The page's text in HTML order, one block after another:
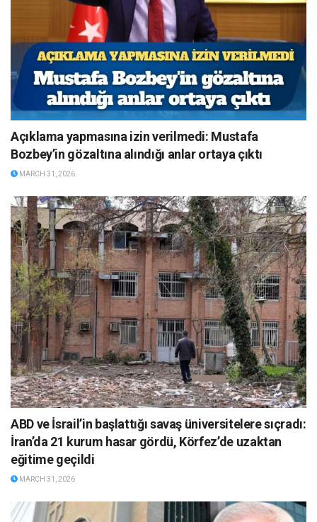
Açıklama yapmasına izin verilmedi: Mustafa
Bozbey’in gözaltına alındığı anlar ortaya çıktı
MARCH 31, 2026
ABD ve İsrail’in başlattığı savaş üniversitelere sıçradı:
İran’da 21 kurum hasar gördü, Körfez’de uzaktan
eğitime geçildi
MARCH 31, 2026